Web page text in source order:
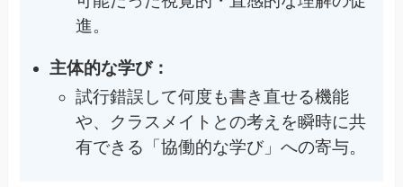
進。
主体的な学び：
試行錯誤して何度も書き直せる機能
や、クラスメイトとの考えを瞬時に共
有できる「協働的な学び」への寄与。